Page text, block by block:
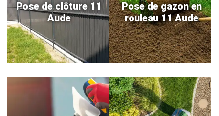
Pose de clôture 11
Aude
Pose de gazon en
rouleau 11 Aude